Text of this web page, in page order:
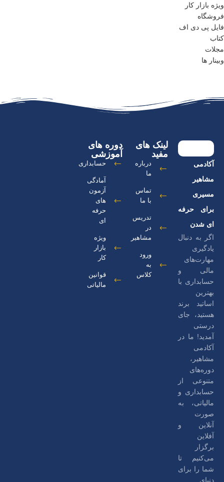
ویژه بازار کار
فروشگاه
فایل پی دی اف
کتاب
مجلات
وبینار ها
آکادمی
مشاهیر
مسیری
برای حرفه
ای شدن
اگر به دنبال
یادگیری
مهارت‌های
مالی و
حسابداری با
بهترین
اساتید برند
هستید، جای
درستی
آمدید! ما در
آکادمی
مشاهیر،
دوره‌های
متنوعی از
حسابداری و
مالیاتی، به
صورت
آنلاین و
آفلاین
برگزار
می‌کنیم تا
شما را برای
دنیای
لینک های
مفید
درباره
ما
تماس
با ما
تدریس
در
مشاهیر
ورود
به
کلاس
دوره های
آموزشی
حسابداری
آمادگی
آزمون
های
حرفه
ای
ویژه
بازار
کار
قوانین
مالیاتی